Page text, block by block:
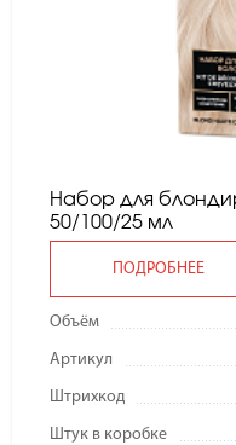
Набор для
50/100/25 мл
ПОДРОБНЕЕ
Объём
Артикул
Штрихкод
Штук в коробке